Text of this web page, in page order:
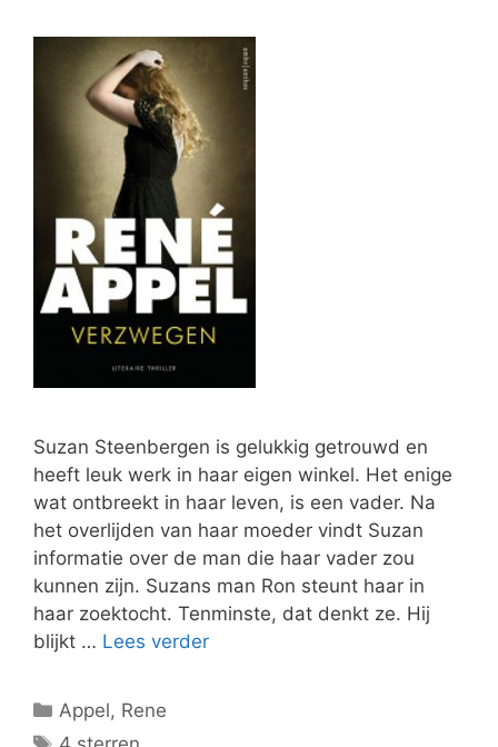
Suzan Steenbergen is gelukkig getrouwd en
heeft leuk werk in haar eigen winkel. Het enige
wat ontbreekt in haar leven, is een vader. Na
het overlijden van haar moeder vindt Suzan
informatie over de man die haar vader zou
kunnen zijn. Suzans man Ron steunt haar in
haar zoektocht. Tenminste, dat denkt ze. Hij
blijkt … Lees verder
Categorieën
Appel, Rene
Tags